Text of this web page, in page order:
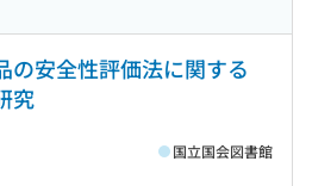
の安全性評価法に関する
究
国立国会図書館